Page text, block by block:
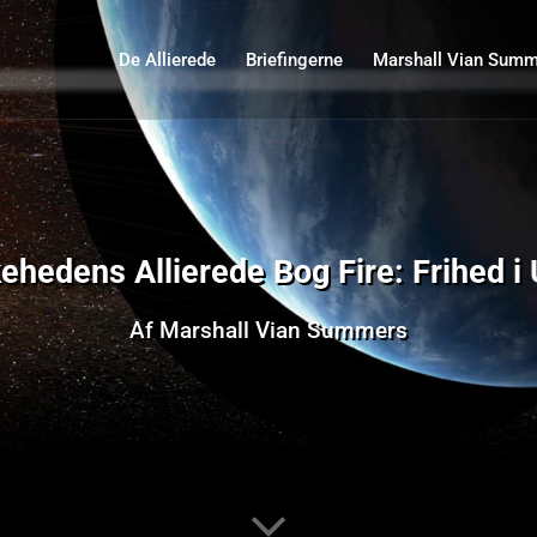
De Allierede Briefingerne Marshall Vian
Allierede Bog Fire: Frihed i
Af Marshall Vian Summers